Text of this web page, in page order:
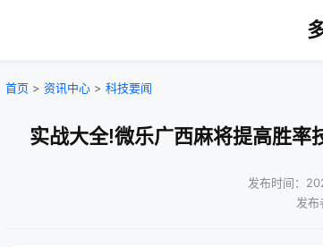
首页 > 资讯中心 > 科技要闻
实战大全!微乐广西麻将提高胜率
发布时间：
发布